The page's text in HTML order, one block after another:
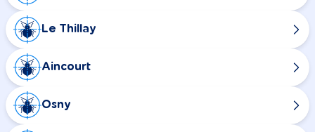
Le Thillay
Aincourt
Osny